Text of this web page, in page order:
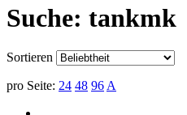
Suche: tankmk
Sortieren
pro Seite: 24 48 96 A